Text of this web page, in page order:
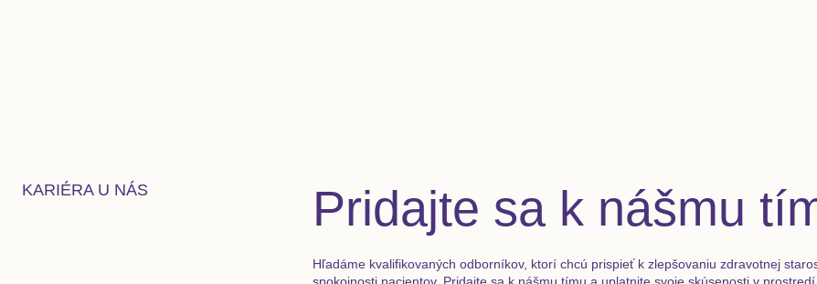
KARIÉRA U NÁS Pridajte sa k nášmu
Hľadáme kvalifikovaných odborníkov, ktorí chcú prispieť k zlepšovaniu zdravotnej